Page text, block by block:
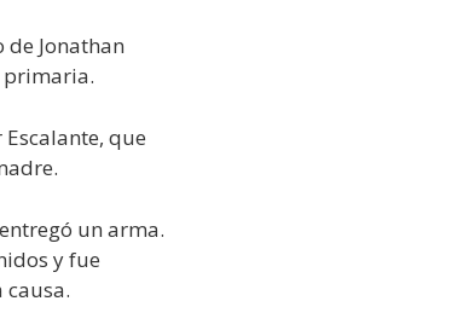
Jonathan
primaria.
que
un arma.
y fue